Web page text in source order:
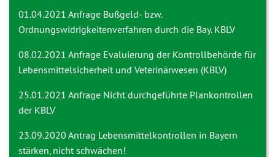
01.04.2021 Anfrage Bußgeld- bzw.
Ordnungswidrigkeitenverfahren durch die Bay. KBLV
08.02.2021 Anfrage Evaluierung der Kontrollbehörde für
Lebensmittelsicherheit und Veterinärwesen (KBLV)
25.01.2021 Anfrage Nicht durchgeführte Plankontrollen
der KBLV
23.09.2020 Antrag Lebensmittelkontrollen in Bayern
stärken, nicht schwächen!